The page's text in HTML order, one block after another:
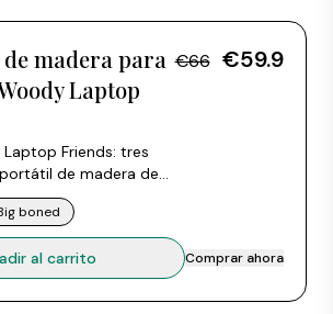
3x
madera para
Laptop
Friends: tres
de madera de
Cada soporte se
dos piezas. Elige 3x
Compatible con
de 10 a 15
€66 €59.9
boned
al carrito Comprar ahora